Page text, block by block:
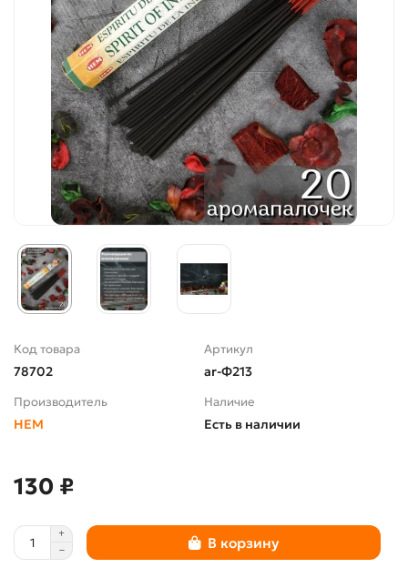
Код товара
78702
Артикул
ar-Ф213
Производитель
HEM
Наличие
Есть в наличии
130 ₽
В корзину